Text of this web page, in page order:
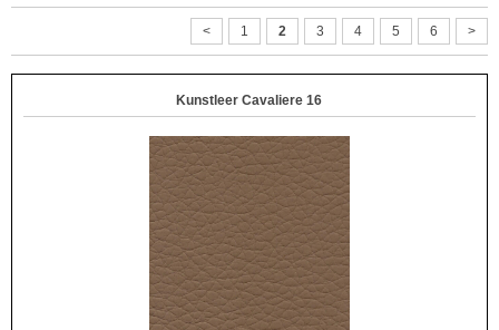
< 1 2 3 4 5 6 >
Kunstleer Cavaliere 16